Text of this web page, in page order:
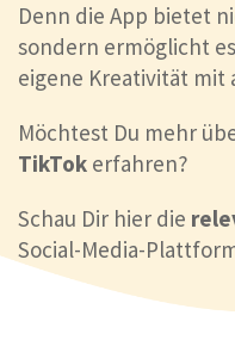
Denn die App bietet
sondern ermöglicht
eigene Kreativität mit
Möchtest Du mehr
TikTok erfahren?
Schau Dir hier die
Social-Media-